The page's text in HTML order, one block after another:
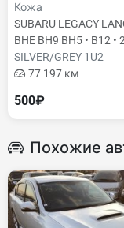
Кожа
SUBARU LEGACY
BHE BH9 BH5 • B12 •
SILVER/GREY 1U2
77 197 км
500₽
Похожие